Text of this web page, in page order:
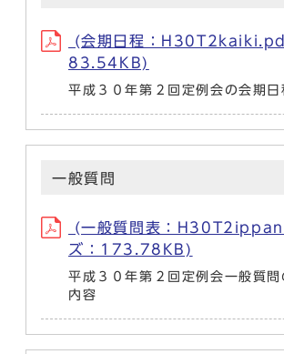
(会期日程：
83.54KB)
平成３０年第２回定例会の会期日
一般質問
(一般質問表：
ズ：173.78KB)
平成３０年第２回定例会一般質
内容